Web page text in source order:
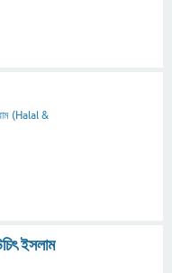
(Halal &
ইসলাম